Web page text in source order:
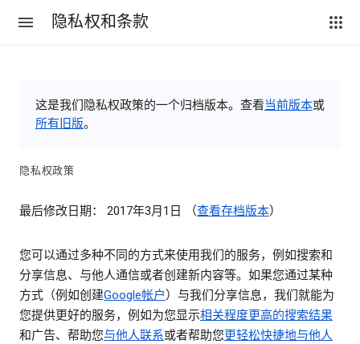
隐私权和条款
这是我们隐私权政策的一个归档版本。查看当前版本或
所有旧版。
隐私权政策
最后修改日期： 2017年3月1日 （查看存档版本）
您可以通过多种不同的方式来使用我们的服务，例如搜索和
分享信息、与他人通信或者创建新内容等。如果您通过某种
方式（例如创建Google帐户）与我们分享信息，我们就能为
您提供更好的服务，例如为您显示相关程度更高的搜索结果
和广告、帮助您与他人联系或者帮助您更轻松快捷地与他人